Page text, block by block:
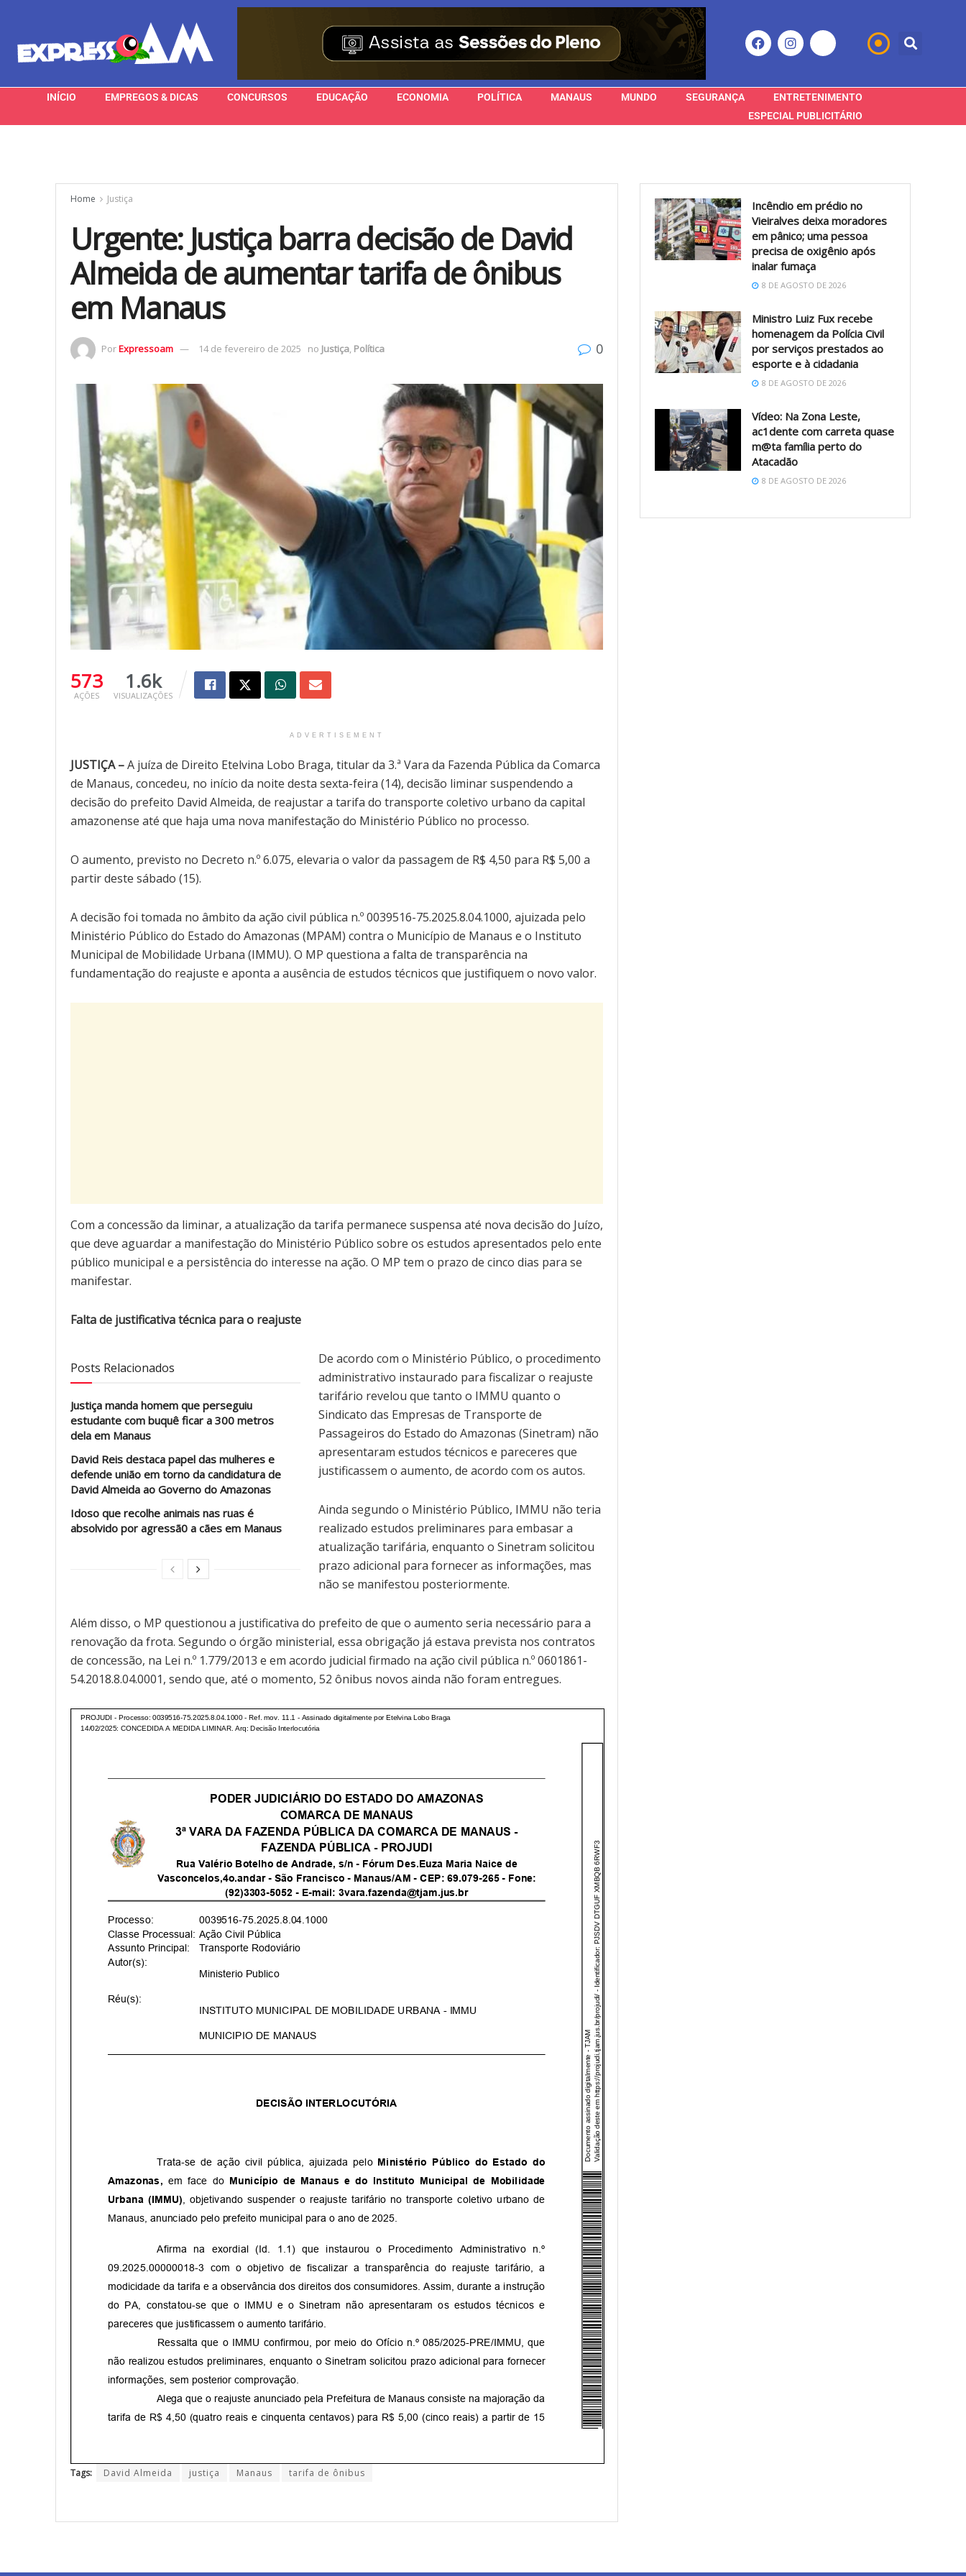
INÍCIO EMPREGOS & DICAS CONCURSOS EDUCAÇÃO ECONOMIA POLÍTICA MANAUS MUNDO SEGURANÇA
ENTRETENIMENTO
ESPECIAL PUBLICITÁRIO
Home Justiça
Urgente: Justiça barra decisão de David
Almeida de aumentar tarifa de ônibus
em Manaus
PorExpressoam 14 de fevereiro de 2025 no Justiça, Política 0
573
AÇÕES
1.6k
VISUALIZAÇÕES
ADVERTISEMENT
JUSTIÇA –A juíza de Direito Etelvina Lobo Braga, titular da 3.ª Vara da Fazenda Pública da Comarca
de Manaus, concedeu, no início da noite desta sexta-feira (14), decisão liminar suspendendo a
decisão do prefeito David Almeida, de reajustar a tarifa do transporte coletivo urbano da capital
amazonense até que haja uma nova manifestação do Ministério Público no processo.
O aumento, previsto no Decreto n.º 6.075, elevaria o valor da passagem de R$ 4,50 para R$ 5,00 a
partir deste sábado (15).
A decisão foi tomada no âmbito da ação civil pública n.º 0039516-75.2025.8.04.1000, ajuizada pelo
Ministério Público do Estado do Amazonas (MPAM) contra o Município de Manaus e o Instituto
Municipal de Mobilidade Urbana (IMMU). O MP questiona a falta de transparência na
fundamentação do reajuste e aponta a ausência de estudos técnicos que justifiquem o novo valor.
Com a concessão da liminar, a atualização da tarifa permanece suspensa até nova decisão do Juízo,
que deve aguardar a manifestação do Ministério Público sobre os estudos apresentados pelo ente
público municipal e a persistência do interesse na ação. O MP tem o prazo de cinco dias para se
manifestar.
Falta de justificativa técnica para o reajuste
Posts Relacionados
Justiça manda homem que perseguiu
estudante com buquê ficar a 300 metros
dela em Manaus
David Reis destaca papel das mulheres e
defende união em torno da candidatura de
David Almeida ao Governo do Amazonas
Idoso que recolhe animais nas ruas é
absolvido por agressã0 a cães em Manaus
De acordo com o Ministério Público, o procedimento
administrativo instaurado para fiscalizar o reajuste
tarifário revelou que tanto o IMMU quanto o
Sindicato das Empresas de Transporte de
Passageiros do Estado do Amazonas (Sinetram) não
apresentaram estudos técnicos e pareceres que
justificassem o aumento, de acordo com os autos.
Ainda segundo o Ministério Público, IMMU não teria
realizado estudos preliminares para embasar a
atualização tarifária, enquanto o Sinetram solicitou
prazo adicional para fornecer as informações, mas
não se manifestou posteriormente.
Além disso, o MP questionou a justificativa do prefeito de que o aumento seria necessário para a
renovação da frota. Segundo o órgão ministerial, essa obrigação já estava prevista nos contratos
de concessão, na Lei n.º 1.779/2013 e em acordo judicial firmado na ação civil pública n.º 0601861-
54.2018.8.04.0001, sendo que, até o momento, 52 ônibus novos ainda não foram entregues.
Tags: David Almeida justiça Manaus tarifa de ônibus
Incêndio em prédio no
Vieiralves deixa moradores
em pânico; uma pessoa
precisa de oxigênio após
inalar fumaça
8 DE AGOSTO DE 2026
Ministro Luiz Fux recebe
homenagem da Polícia Civil
por serviços prestados ao
esporte e à cidadania
8 DE AGOSTO DE 2026
Vídeo: Na Zona Leste,
ac1dente com carreta quase
m@ta família perto do
Atacadão
8 DE AGOSTO DE 2026